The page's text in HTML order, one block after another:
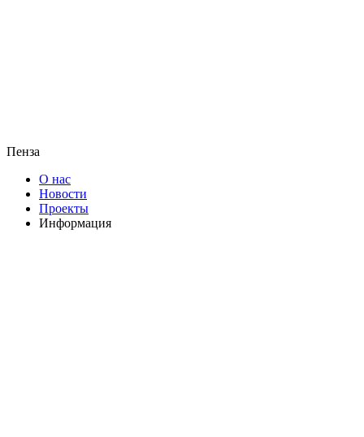
Пенза
О нас
Новости
Проекты
Информация